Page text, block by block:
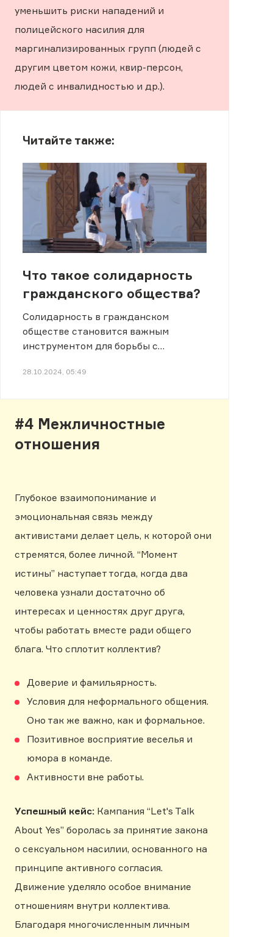
уменьшить риски нападений и
полицейского насилия для
маргинализированных групп (людей с
другим цветом кожи, квир-персон,
людей с инвалидностью и др.).
Читайте также:
Что такое солидарность
гражданского общества?
Солидарность в гражданском
обществе становится важным
инструментом для борьбы с
дискриминацией.
28.10.2024, 05:49
#4 Межличностные
отношения
Глубокое взаимопонимание и
эмоциональная связь между
активистами делает цель, к которой они
стремятся, более личной. “Момент
истины” наступает тогда, когда два
человека узнали достаточно об
интересах и ценностях друг друга,
чтобы работать вместе ради общего
блага. Что сплотит коллектив?
Доверие и фамильярность.
Условия для неформального общения.
Оно так же важно, как и формальное.
Позитивное восприятие веселья и
юмора в команде.
Активности вне работы.
Успешный кейс: Кампания “Let's Talk
About Yes” боролась за принятие закона
о сексуальном насилии, основанного на
принципе активного согласия.
Движение уделяло особое внимание
отношениям внутри коллектива.
Благодаря многочисленным личным